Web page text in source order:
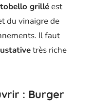
grilléest
du vinaigre de
Il faut
très riche
: Burger